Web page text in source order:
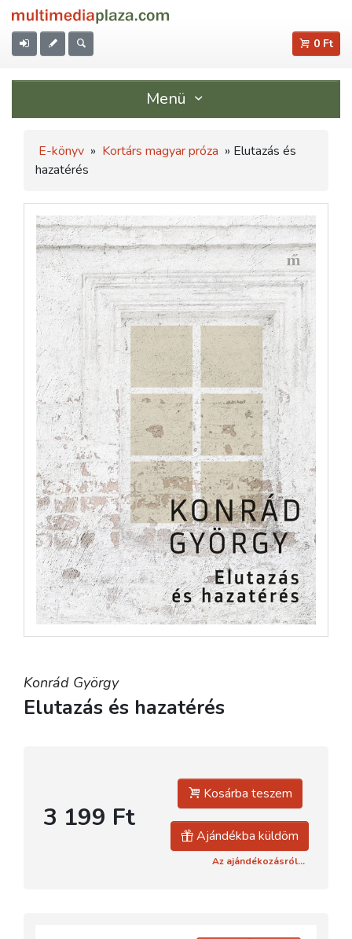
0 Ft
Menü
E-könyv » Kortárs magyar próza » Elutazás és
hazatérés
Konrád György
Elutazás és hazatérés
3 199 Ft
Kosárba teszem
Ajándékba küldöm
Az ajándékozásról...